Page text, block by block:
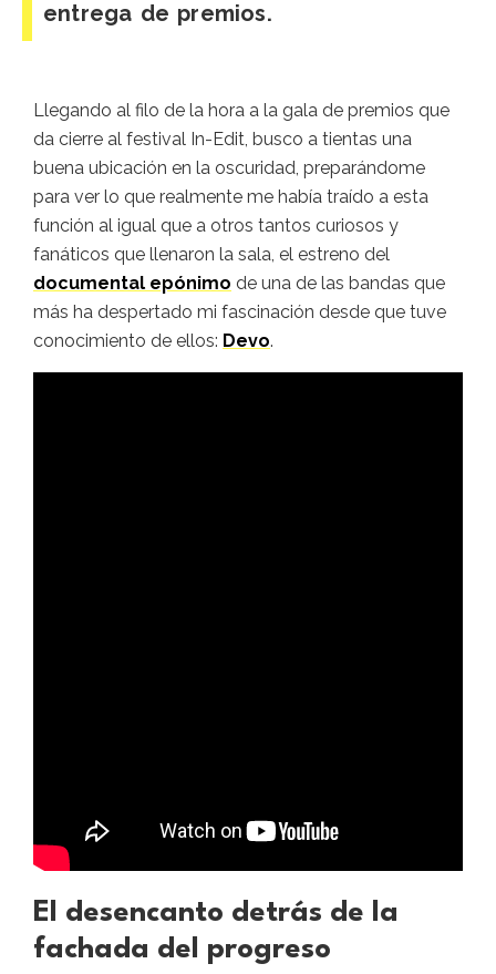
entrega de premios.
Llegando al filo de la hora a la gala de premios que
da cierre al festival In-Edit, busco a tientas una
buena ubicación en la oscuridad, preparándome
para ver lo que realmente me había traído a esta
función al igual que a otros tantos curiosos y
fanáticos que llenaron la sala, el estreno del
documental epónimo de una de las bandas que
más ha despertado mi fascinación desde que tuve
conocimiento de ellos: Devo.
El desencanto detrás de la
fachada del progreso